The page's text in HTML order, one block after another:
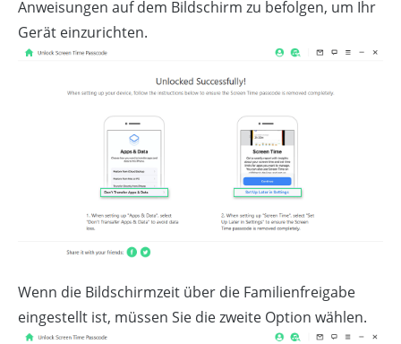
Anweisungen auf dem Bildschirm zu befolgen, um Ihr
Gerät einzurichten.
Wenn die Bildschirmzeit über die Familienfreigabe
eingestellt ist, müssen Sie die zweite Option wählen.